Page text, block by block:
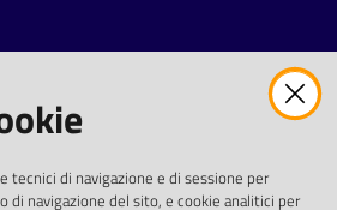
tecnici di navigazione e di sessione per
di navigazione del sito, e cookie analitici per